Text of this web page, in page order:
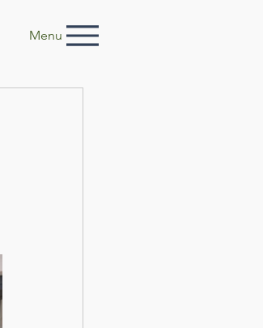
Menu